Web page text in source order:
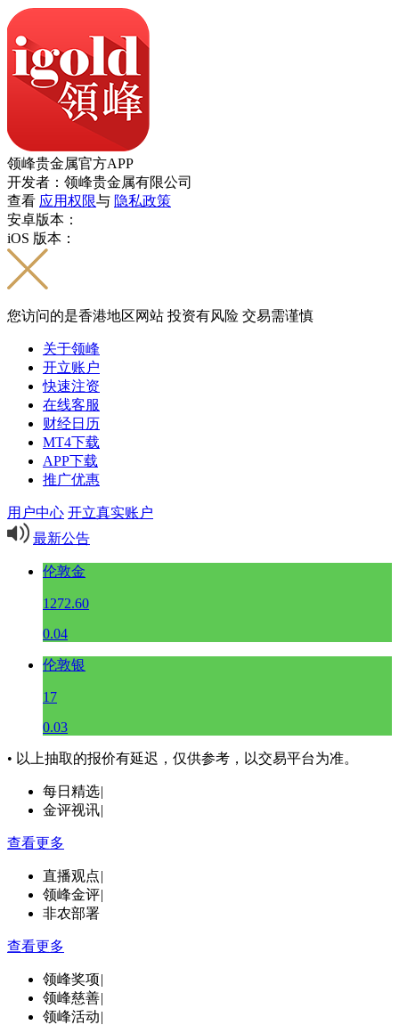
领峰贵金属官方APP
开发者：领峰贵金属有限公司
查看 应用权限与 隐私政策
安卓版本：
iOS 版本：
您访问的是香港地区网站 投资有风险 交易需谨慎
关于领峰
开立账户
快速注资
在线客服
财经日历
MT4下载
APP下载
推广优惠
用户中心 开立真实账户
最新公告
伦敦金
1272.60
0.04
伦敦银
17
0.03
• 以上抽取的报价有延迟，仅供参考，以交易平台为准。
每日精选|
金评视讯|
查看更多
直播观点|
领峰金评|
非农部署
查看更多
领峰奖项|
领峰慈善|
领峰活动|